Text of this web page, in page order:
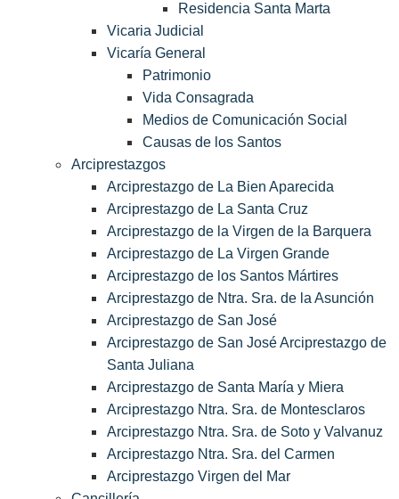
Residencia Santa Marta
Vicaria Judicial
Vicaría General
Patrimonio
Vida Consagrada
Medios de Comunicación Social
Causas de los Santos
Arciprestazgos
Arciprestazgo de La Bien Aparecida
Arciprestazgo de La Santa Cruz
Arciprestazgo de la Virgen de la Barquera
Arciprestazgo de La Virgen Grande
Arciprestazgo de los Santos Mártires
Arciprestazgo de Ntra. Sra. de la Asunción
Arciprestazgo de San José
Arciprestazgo de San José Arciprestazgo de
Santa Juliana
Arciprestazgo de Santa María y Miera
Arciprestazgo Ntra. Sra. de Montesclaros
Arciprestazgo Ntra. Sra. de Soto y Valvanuz
Arciprestazgo Ntra. Sra. del Carmen
Arciprestazgo Virgen del Mar